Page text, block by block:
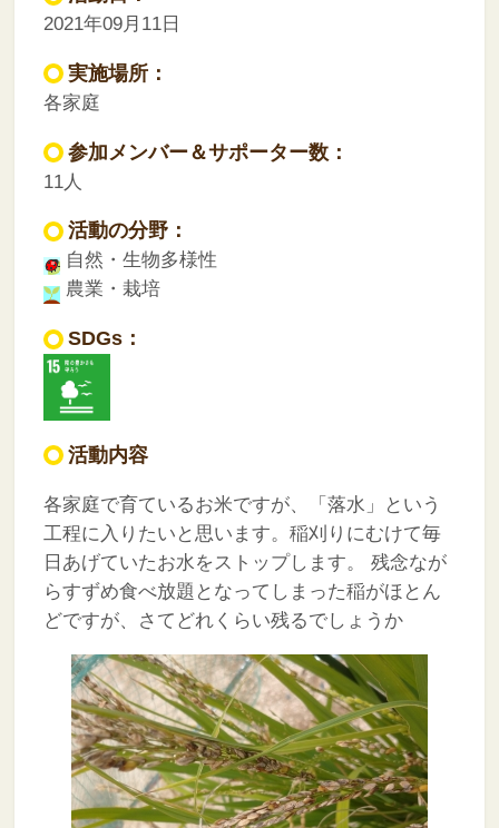
2021年09月11日
実施場所：
各家庭
参加メンバー＆サポーター数：
11人
活動の分野：
自然・生物多様性
農業・栽培
SDGs：
活動内容
各家庭で育ているお米ですが、「落水」という
工程に入りたいと思います。稲刈りにむけて毎
日あげていたお水をストップします。
残念なが
らすずめ食べ放題となってしまった稲がほとん
どですが、さてどれくらい残るでしょうか